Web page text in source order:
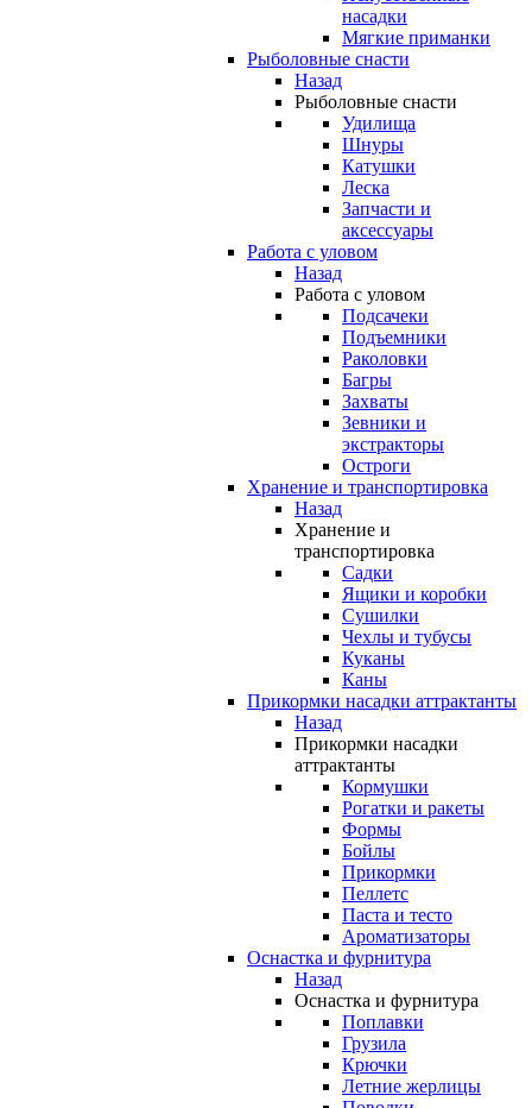
насадки
Мягкие приманки
Рыболовные снасти
Назад
Рыболовные снасти
Удилища
Шнуры
Катушки
Леска
Запчасти и
аксессуары
Работа с уловом
Назад
Работа с уловом
Подсачеки
Подъемники
Раколовки
Багры
Захваты
Зевники и
экстракторы
Остроги
Хранение и транспортировка
Назад
Хранение и
транспортировка
Садки
Ящики и коробки
Сушилки
Чехлы и тубусы
Куканы
Каны
Прикормки насадки аттрактанты
Назад
Прикормки насадки
аттрактанты
Кормушки
Рогатки и ракеты
Формы
Бойлы
Прикормки
Пеллетс
Паста и тесто
Ароматизаторы
Оснастка и фурнитура
Назад
Оснастка и фурнитура
Поплавки
Грузила
Крючки
Летние жерлицы